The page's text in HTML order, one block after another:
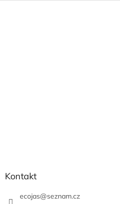
Kontakt
ecojas@seznam.cz